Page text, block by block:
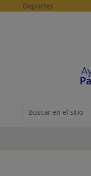
Skip to content
Deportes
for...